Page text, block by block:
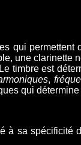
qui
une clarinette
timbre est
,
qui
à sa spécificité